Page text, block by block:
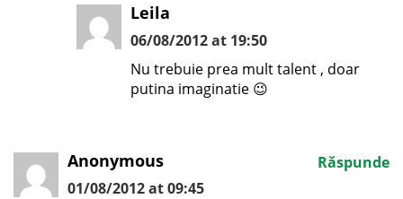
Leila
06/08/2012 at 19:50
Nu trebuie prea mult talent , doar
putina imaginatie 😉
Anonymous
01/08/2012 at 09:45
Răspunde